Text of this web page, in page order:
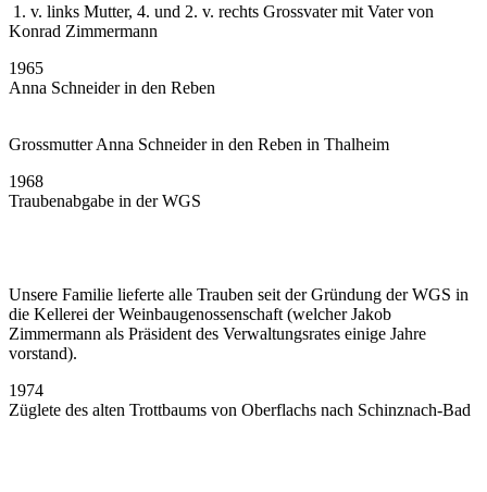
1. v. links Mutter, 4. und 2. v. rechts Grossvater mit Vater von
Konrad Zimmermann
1965
Anna Schneider in den Reben
Grossmutter Anna Schneider in den Reben in Thalheim
1968
Traubenabgabe in der WGS
Unsere Familie lieferte alle Trauben seit der Gründung der WGS in
die Kellerei der Weinbaugenossenschaft (welcher Jakob
Zimmermann als Präsident des Verwaltungsrates einige Jahre
vorstand).
1974
Züglete des alten Trottbaums von Oberflachs nach Schinznach-Bad